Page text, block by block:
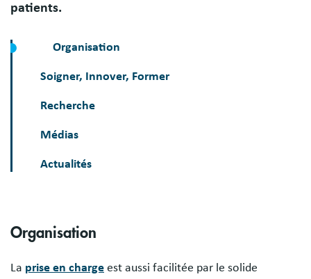
patients.
Organisation
Soigner, Innover, Former
Recherche
Médias
Actualités
Sections
Organisation
La prise en charge est aussi facilitée par le solide